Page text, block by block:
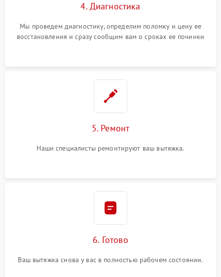
4. Диагностика
Мы проведем диагностику, определим поломку и цену ее
восстановления и сразу сообщим вам о сроках ее починки
5. Ремонт
Наши специалисты ремонтируют ваш вытяжка.
6. Готово
Ваш вытяжка снова у вас в полностью рабочем состоянии.